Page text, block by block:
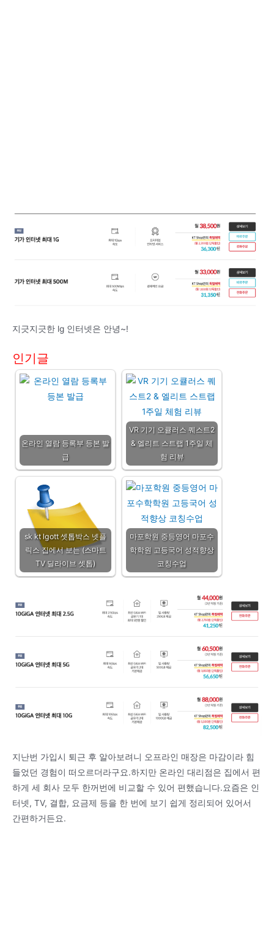
지긋지긋한 lg 인터넷은 안녕~!
인기글
온라인 열람 등록부 등본 발
급
VR 기기 오큘러스 퀘스트2
& 엘리트 스트랩 1주일 체
험 리뷰
sk kt lgott 셋톱박스 넷플
릭스 집에서 보는 (스마트
TV 딜라이브 셋톱)
마포학원 중등영어 마포수
학학원 고등국어 성적향상
코칭수업
지난번 가입시 퇴근 후 알아보려니 오프라인 매장은 마감이라 힘
들었던 경험이 떠오르더라구요.하지만 온라인 대리점은 집에서 편
하게 세 회사 모두 한꺼번에 비교할 수 있어 편했습니다.요즘은 인
터넷, TV, 결합, 요금제 등을 한 번에 보기 쉽게 정리되어 있어서
간편하거든요.